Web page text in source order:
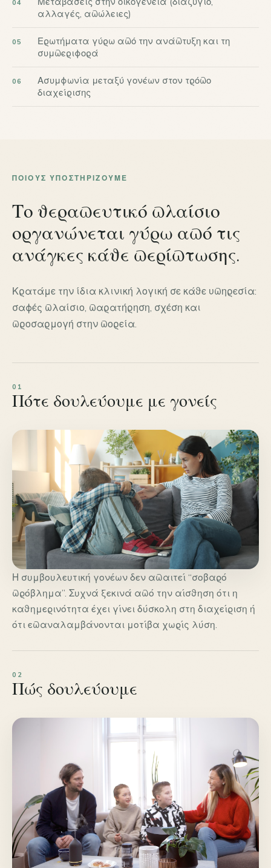
αλλαγές, απώλειες)
Ερωτήματα γύρω από την ανάπτυξη και τη
συμπεριφορά
Ασυμφωνία μεταξύ γονέων στον τρόπο
διαχείρισης
ΠΟΙΟΥΣ ΥΠΟΣΤΗΡΊΖΟΥΜΕ
Το θεραπευτικό πλαίσιο
οργανώνεται γύρω από τις
ανάγκες κάθε περίπτωσης.
Κρατάμε την ίδια κλινική λογική σε κάθε υπηρεσία:
σαφές πλαίσιο, παρατήρηση, σχέση και
προσαρμογή στην πορεία.
Πότε δουλεύουμε με γονείς
Η συμβουλευτική γονέων δεν απαιτεί “σοβαρό
πρόβλημα”. Συχνά ξεκινά από την αίσθηση ότι η
καθημερινότητα έχει γίνει δύσκολη στη διαχείριση ή
ότι επαναλαμβάνονται μοτίβα χωρίς λύση.
Πώς δουλεύουμε